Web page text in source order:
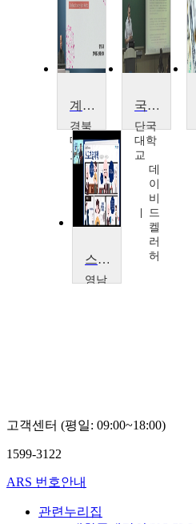
계량경제학
경북
대학
교
정
기
호
국제정치경제학
단국
대학
교
데
이
비
드
켈
러
허
스포츠경제학
영남
고객센터 (평일: 09:00~18:00)
1599-3122
ARS 번호안내
관련누리집